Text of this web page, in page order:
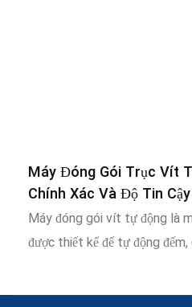
Máy Đóng Gói Trục Vít
Chính Xác Và Độ Tin Cậy
Máy đóng gói vít tự động là
được thiết kế để tự động
lông, đai ốc và các vật dụng
hoặc hộp. Máy này thay thế